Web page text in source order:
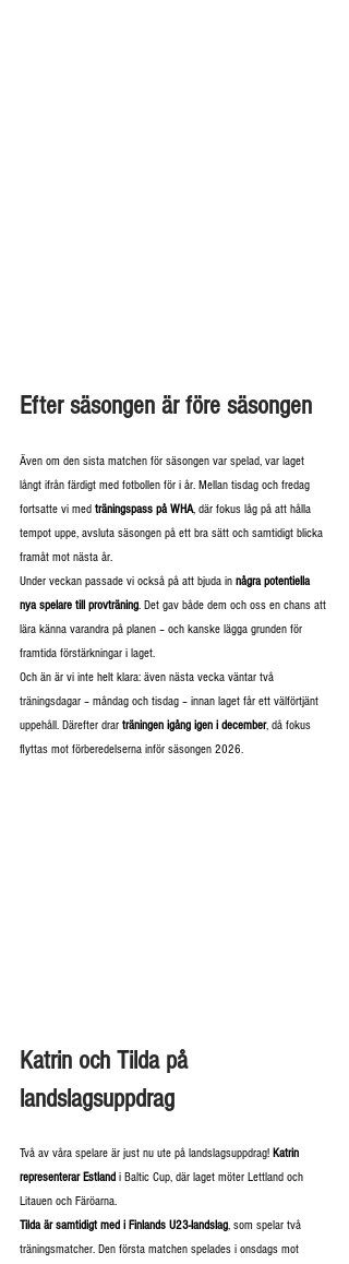
Efter säsongen är före säsongen
Även om den sista matchen för säsongen var spelad, var laget
långt ifrån färdigt med fotbollen för i år. Mellan tisdag och fredag
fortsatte vi med träningspass på WHA, där fokus låg på att hålla
tempot uppe, avsluta säsongen på ett bra sätt och samtidigt blicka
framåt mot nästa år.
Under veckan passade vi också på att bjuda in några potentiella
nya spelare till provträning. Det gav både dem och oss en chans att
lära känna varandra på planen – och kanske lägga grunden för
framtida förstärkningar i laget.
Och än är vi inte helt klara: även nästa vecka väntar två
träningsdagar – måndag och tisdag – innan laget får ett välförtjänt
uppehåll. Därefter drar träningen igång igen i december, då fokus
flyttas mot förberedelserna inför säsongen 2026.
Katrin och Tilda på
landslagsuppdrag
Två av våra spelare är just nu ute på landslagsuppdrag! Katrin
representerar Estland i Baltic Cup, där laget möter Lettland och
Litauen och Färöarna.
Tilda är samtidigt med i Finlands U23-landslag, som spelar två
träningsmatcher. Den första matchen spelades i onsdags mot